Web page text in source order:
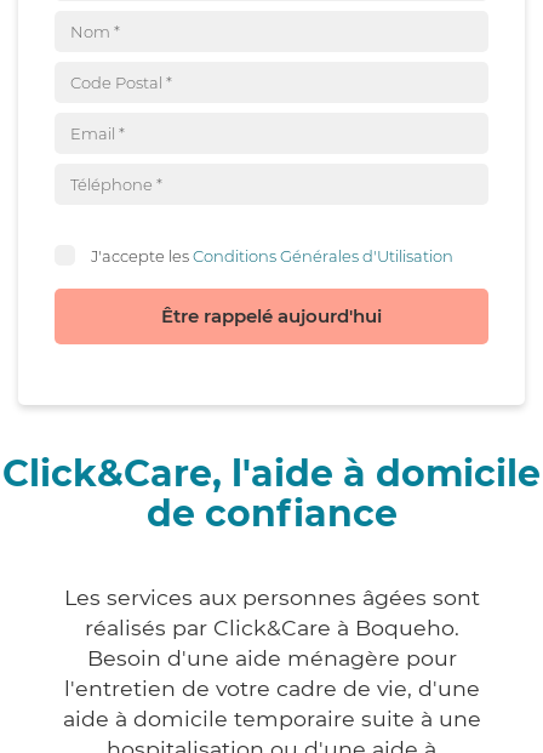
J'accepte lesConditions Générales d'Utilisation
Être rappelé aujourd'hui
Click&Care, l'aide à domicile
de confiance
Les services aux personnes âgées sont
réalisés par Click&Care à Boqueho.
Besoin d'une aide ménagère pour
l'entretien de votre cadre de vie, d'une
aide à domicile temporaire suite à une